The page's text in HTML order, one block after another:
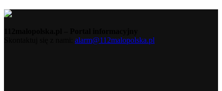
alarm@112malopolska.pl